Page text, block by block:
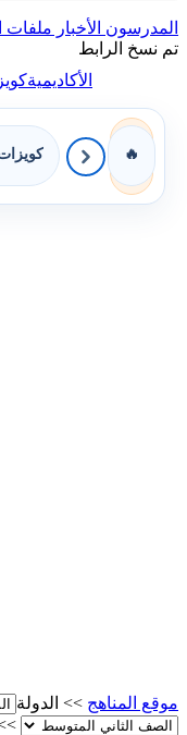
الأخبارملفات
نسخ الرابط
الأكاديمية
المناهج >> الدولة
>>